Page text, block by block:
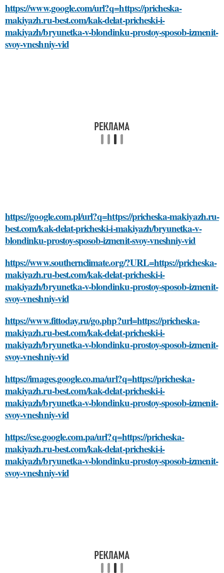
https://www.google.com/url?q=https://pricheska-
makiyazh.ru-best.com/kak-delat-pricheski-i-
makiyazh/bryunetka-v-blondinku-prostoy-sposob-izmenit-
svoy-vneshniy-vid
https://google.com.pl/url?q=https://pricheska-makiyazh.ru-
best.com/kak-delat-pricheski-i-makiyazh/bryunetka-v-
blondinku-prostoy-sposob-izmenit-svoy-vneshniy-vid
https://www.southernclimate.org/?URL=https://pricheska-
makiyazh.ru-best.com/kak-delat-pricheski-i-
makiyazh/bryunetka-v-blondinku-prostoy-sposob-izmenit-
svoy-vneshniy-vid
https://www.fittoday.ru/go.php?url=https://pricheska-
makiyazh.ru-best.com/kak-delat-pricheski-i-
makiyazh/bryunetka-v-blondinku-prostoy-sposob-izmenit-
svoy-vneshniy-vid
https://images.google.co.ma/url?q=https://pricheska-
makiyazh.ru-best.com/kak-delat-pricheski-i-
makiyazh/bryunetka-v-blondinku-prostoy-sposob-izmenit-
svoy-vneshniy-vid
https://cse.google.com.pa/url?q=https://pricheska-
makiyazh.ru-best.com/kak-delat-pricheski-i-
makiyazh/bryunetka-v-blondinku-prostoy-sposob-izmenit-
svoy-vneshniy-vid